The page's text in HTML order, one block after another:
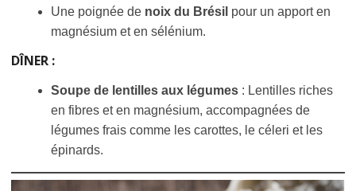
Une poignée de noix du Brésil pour un apport en
magnésium et en sélénium.
DÎNER :
Soupe de lentilles aux légumes : Lentilles riches
en fibres et en magnésium, accompagnées de
légumes frais comme les carottes, le céleri et les
épinards.